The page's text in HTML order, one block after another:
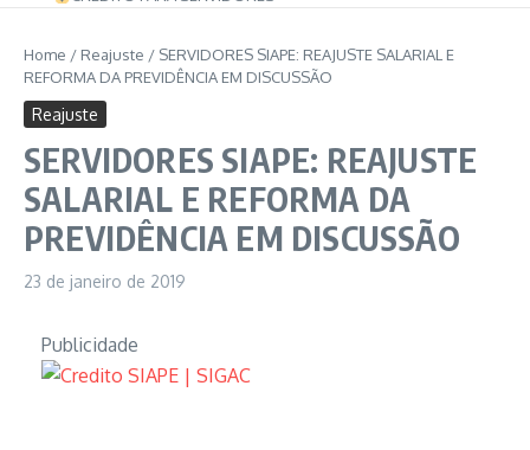
Home / Reajuste / SERVIDORES SIAPE: REAJUSTE SALARIAL E
REFORMA DA PREVIDÊNCIA EM DISCUSSÃO
Reajuste
SERVIDORES SIAPE: REAJUSTE
SALARIAL E REFORMA DA
PREVIDÊNCIA EM DISCUSSÃO
23 de janeiro de 2019
Publicidade